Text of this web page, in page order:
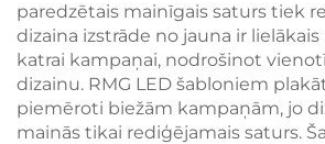
paredzētais mainīgais saturs tiek
dizaina izstrāde no jauna ir
katrai kampaņai, nodrošinot
dizainu. RMG LED šabloniem
piemēroti biežām kampaņām, jo
mainās tikai rediģējamais saturs.